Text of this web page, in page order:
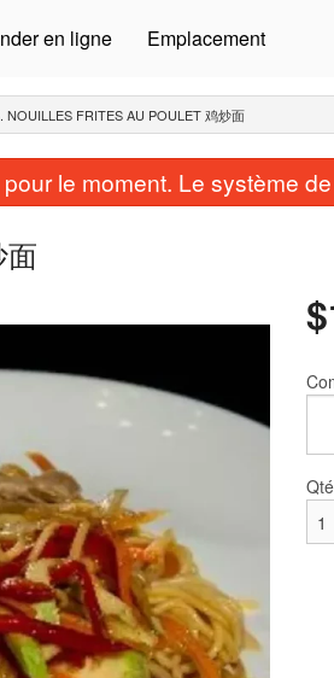
en ligne Emplacement
NOUILLES FRITES AU POULET 鸡炒面
le moment. Le système
$
Qté